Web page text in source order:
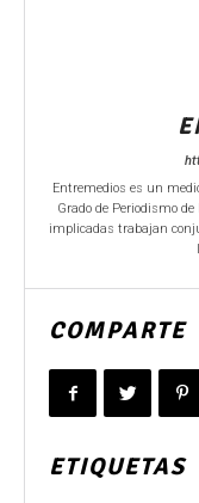
Entremedios es un
Grado de Periodismo
implicadas trabajan
COMPARTE
ETIQUETAS